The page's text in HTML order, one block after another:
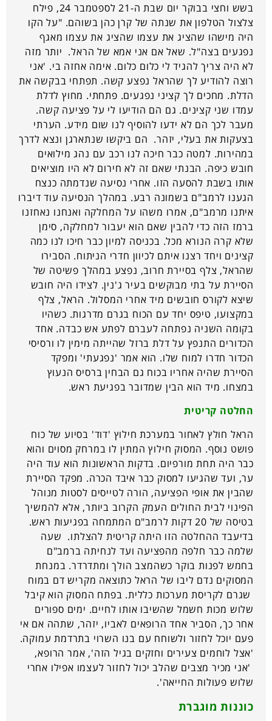
בשש וחצי בבוקר יום שבת ה-21 לספטמבר 24, פילח
צלצול הטלפון את שנתה של קרן כהן בשוהם. "על הקו
היה מישהו שהציג את עצמו שהציג את עצמו מאגף
נפגעים בצה"ל. שאל אם אני אמא של הראל. יותר מזה
לא היה צריך להגיד לי כלום כלום. אימה אחזה בי. 'אני
רוצה להודיע לך שהראל נפצע קשה. תפתחי בבקשה את
הדלת. מחכים לך קציני נפגעים. פתחתי. מחוץ לדלת
עמדו שני קצינים. גם הם הודיעו לי על פציעה קשה.
מעבר לכך הם לא ידעו להוסיף לנו שום מידע. הערתי
בצעקות את בעלי, יזהר. הם ביקשו שנתארגן ונצא לדרך
במהירות. למטה כבר חיכה לנו רכב עם נהג מילואים
חובש כיפה. הבנתי שאם זה לא חירום לא היו מוציאים
אותו בשבת להסעה הזו. אחרי נסיעה שנדמתה כנצח
הגענו לרמב"ם בשמונה רבע. במהלך הנסיעה עוד דיברו
איתנו מרמב"ם, אמרו משהו על המחלקה ואנחנו נאחזנו
ברמז הזה כדי להבין שאם הוא יעבור למחלקה, סימן
שלא קרה הנורא מכל. בכניסה למיון כבר חיכו לנו כמה
קצינים ויחד רצנו איתם לכיוון חדרי הניתוח. הסבירו
שהראל, צלף בסיירת חרוב, נפצע במהלך פשיטה של
הסיירת על בתי מבוקשים בעיר ג'נין. לצידו היה חובש
שיצא לקורס חובשים מיד אחרי המסלול. הראל, צלף
במקצועו, טיפס יחד עם הכוח בגרם מדרגות. כשהיו
בקומה השניה נפתחה לעברם לפתע אש כבדה. אחד
הכדורים התנפץ על דלת ברזל שהייתה מימין לו ורסיסי
הכדור חדרו למוח שלו. הוא אמר 'נפגעתי' ומפקד
הסיירת שהיה אחריו בכוח גם הבחין ברסיס הנעוץ
במצחו. מיד הוא הבין שמדובר בפגיעת ראש.
החלטה קריטית
הראל חולץ לאחור במערכת חילוץ 'דוד' בסיוע של כוח
פושט נוסף. המסוק חילוץ המתין לו במרחק מסוים והוא
כבר היה תחת מורפיום. בדקות הראשונות הוא עוד היה
ער, ועד שהגיעו למסוק כבר איבד הכרה. מפקד הסיירת
שהבין את אופי הפציעה, הורה לטייסים לסטות מנוהל
הפינוי לבית החולים העמק הקרוב ביותר, אלא להמשיך
בטיסה של 20 דקות לרמב"ם המתמחה בפגיעות ראש.
בדיעבד ההחלטה הזו היתה קריטית להצלתו. שעה
שלמה כבר חלפה מהפציעה ועד לנחיתה ברמב"ם
בחמש לפנות בוקר כשהמצב הולך ומתדרדר. במנחת
המסוקים נדם ליבו של הראל כתוצאה מקריש דם במוח
שגרם לקריסת מערכות כללית. בפתח המסוק הוא קיבל
שלוש מכות חשמל שהשיבו אותו לחיים. ימים ספורים
אחר כך, הסביר אחד הרופאים לאביו, יזהר, שתהה אם אי
פעם יוכל לחזור ולשוחח עם בנו השרוי בתרדמת עמוקה.
'אצל לוחמים צעירים וחזקים בגיל הזה', אמר הרופא,
'אני מכיר מצבים שהלב יכול לחזור לעצמו אפילו אחרי
שלוש פעולות החייאה'.
כוננות מוגברת